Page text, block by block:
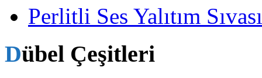
Perlitli Ses Yalıtım Sıvası
Dübel Çeşitleri